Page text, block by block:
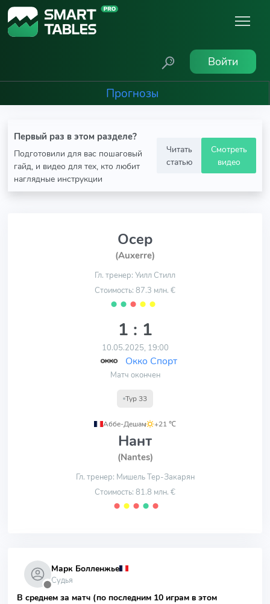
Войти
Прогнозы
Первый раз в этом разделе?
Подготовили для вас пошаговый
гайд, и видео для тех, кто любит
наглядные инструкции
Читать
статью
Смотреть
видео
Осер
(Auxerre)
Гл. тренер: Уилл Стилл
Стоимость: 87.3 млн. €
⬤ ⬤ ⬤ ⬤ ⬤
1 : 1
10.05.2025, 19:00
Окко Спорт
Матч окончен
Тур 33
Аббе-Дешам
, +21 ℃
Нант
(Nantes)
Гл. тренер: Мишель Тер-Закарян
Стоимость: 81.8 млн. €
⬤ ⬤ ⬤ ⬤ ⬤
⬤
Марк Болленжье
Судья
В среднем за матч (по последним 10 играм в этом